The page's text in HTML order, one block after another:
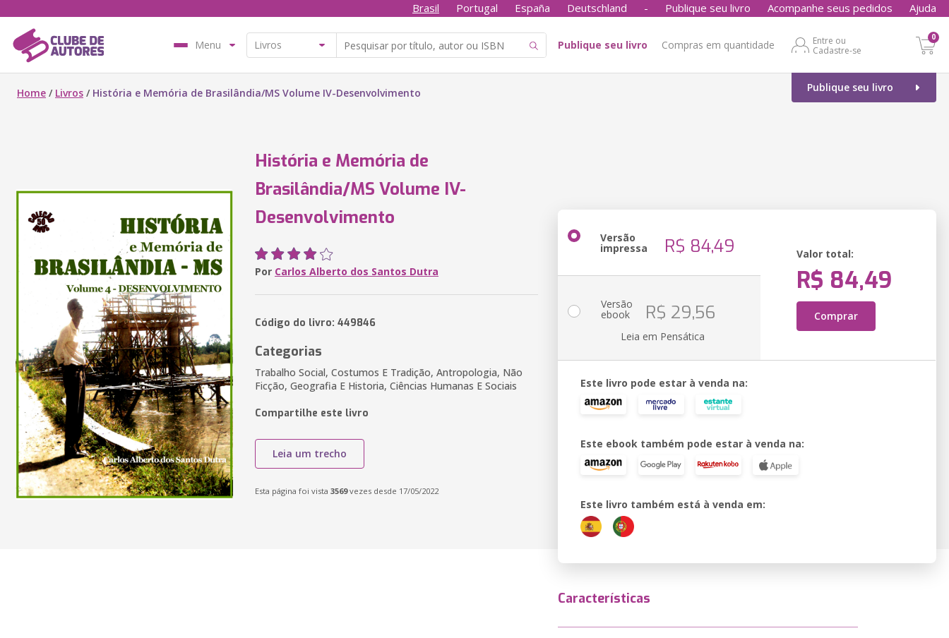
Brasil Portugal España Deutschland - Publique seu livro Acompanhe seus pedidos Ajuda
Menu Publique seu livro Compras em quantidade
Entre ou
Cadastre-se
0
Publique seu livro
Home / Livros / História e Memória de Brasilândia/MS Volume IV-Desenvolvimento
História e Memória de
Brasilândia/MS Volume IV-
Desenvolvimento
Por Carlos Alberto dos Santos Dutra
Código do livro: 449846
Categorias
Trabalho Social, Costumos E Tradição, Antropologia, Não
Ficção, Geografia E Historia, Ciências Humanas E Sociais
Compartilhe este livro
Leia um trecho
Esta página foi vista 3569vezes desde 17/05/2022
Versão
impressa R$ 84,49 Valor total:
R$ 84,49
Comprar
Versão
ebook R$ 29,56
Leia em Pensática
Este livro pode estar à venda na:
Este ebook também pode estar à venda na:
Este livro também está à venda em:
Características